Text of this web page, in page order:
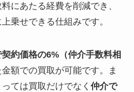
にあたる経費を削減でき、
乗せできる仕組みです。
約価格の6%（仲介手数料相
額での買取が可能です。ま
ては買取だけでなく 仲介で